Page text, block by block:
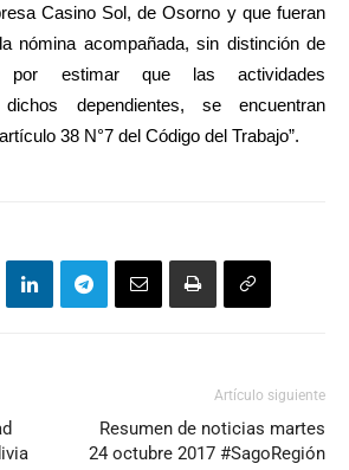
Casino Sol, de Osorno y que fueran
nómina acompañada, sin distinción de
por estimar que las actividades
dependientes, se encuentran
38 N°7 del Código del Trabajo”.
Artículo siguiente
Resumen de noticias martes
24 octubre 2017 #SagoRegión